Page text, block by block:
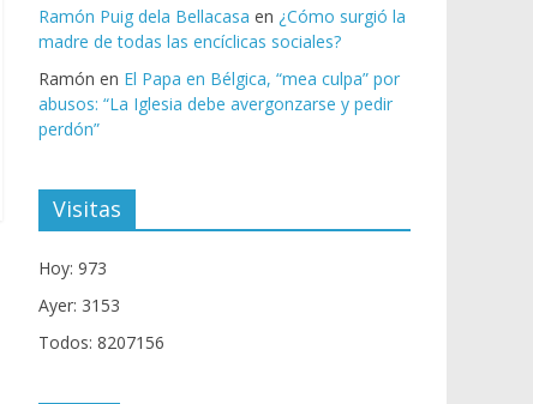
Ramón Puig dela Bellacasa en ¿Cómo surgió la
madre de todas las encíclicas sociales?
Ramón en El Papa en Bélgica, “mea culpa” por
abusos: “La Iglesia debe avergonzarse y pedir
perdón”
Visitas
Hoy: 973
Ayer: 3153
Todos: 8207156